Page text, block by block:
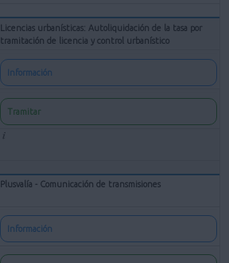
Licencias urbanísticas: Autoliquidación de la tasa por
tramitación de licencia y control urbanístico
Información
Tramitar
Plusvalía - Comunicación de transmisiones
Información